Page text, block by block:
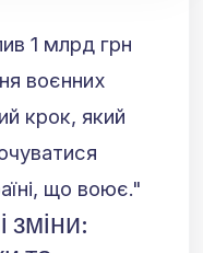
1 млрд грн
воєнних
крок, який
що воює."
зміни: